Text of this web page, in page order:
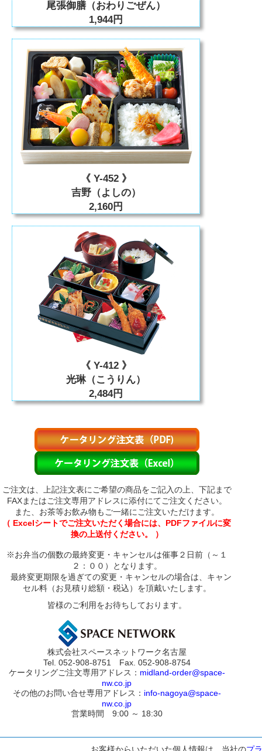
尾張御膳（おわりごぜん）
1,944円
《 Y-452 》
吉野（よしの）
2,160円
《 Y-412 》
光琳（こうりん）
2,484円
ご注文は、上記注文表にご希望の商品をご記入の上、下記まで
FAXまたはご注文専用アドレスに添付にてご注文ください。
また、お茶等お飲み物もご一緒にご注文いただけます。
（ Excelシートでご注文いただく場合には、PDFファイルに変
換の上送付ください。 ）
※お弁当の個数の最終変更・キャンセルは催事２日前（～１
２：００）となります。
最終変更期限を過ぎての変更・キャンセルの場合は、キャン
セル料（お見積り総額・税込）を頂戴いたします。
皆様のご利用をお待ちしております。
株式会社スペースネットワーク名古屋
Tel. 052-908-8751 Fax. 052-908-8754
ケータリングご注文専用アドレス： midland-order@space-
nw.co.jp
その他のお問い合せ専用アドレス： info-nagoya@space-
nw.co.jp
営業時間 9:00 ～ 18:30